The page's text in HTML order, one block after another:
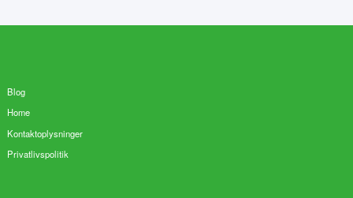
Blog
Home
Kontaktoplysninger
Privatlivspolitik